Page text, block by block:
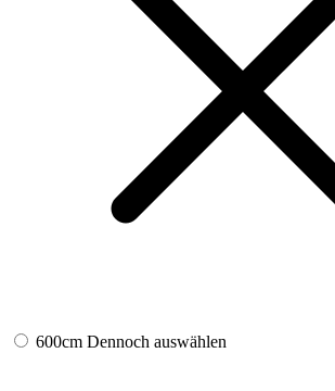
600cm Dennoch auswählen